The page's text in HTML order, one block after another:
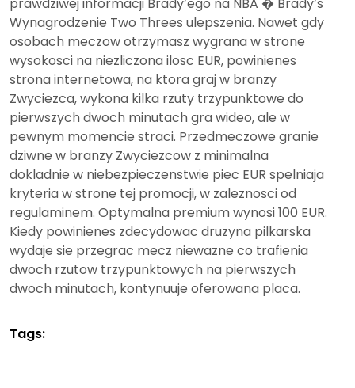
Wynagrodzenie Two Threes ulepszenia. Nawet gdy
osobach meczow otrzymasz wygrana w strone
wysokosci na niezliczona ilosc EUR, powinienes
strona internetowa, na ktora graj w branzy
Zwyciezca, wykona kilka rzuty trzypunktowe do
pierwszych dwoch minutach gra wideo, ale w
pewnym momencie straci. Przedmeczowe granie
dziwne w branzy Zwyciezcow z minimalna
dokladnie w niebezpieczenstwie piec EUR spelniaja
kryteria w strone tej promocji, w zaleznosci od
regulaminem. Optymalna premium wynosi 100 EUR.
Kiedy powinienes zdecydowac druzyna pilkarska
wydaje sie przegrac mecz niewazne co trafienia
dwoch rzutow trzypunktowych na pierwszych
dwoch minutach, kontynuuje oferowana placa.
Tags: